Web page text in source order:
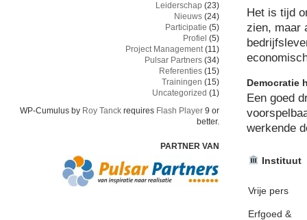
Leiderschap (23)
Nieuws (24)
Participatie (5)
Profiel (5)
Project Management(11)
Pulsar Partners (34)
Referenties (15)
Trainingen (15)
Uncategorized (1)
WP-Cumulus by Roy Tanck requires Flash Player 9 or
better.
PARTNER VAN
Het is tijd
zien, maar
Democratie
Een goed
werkende
Instituut
Vrije pers
Erfgoed &